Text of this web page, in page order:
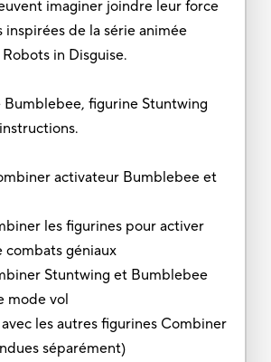
imaginer joindre leur force
inspirées de la série animée
in Disguise.
figurine Stuntwing
activateur Bumblebee et
les figurines pour activer
combats géniaux
Stuntwing et Bumblebee
mode vol
les autres figurines Combiner
séparément)